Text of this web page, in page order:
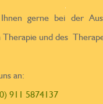
gerne bei der
Therapie und des
an:
911 5874137